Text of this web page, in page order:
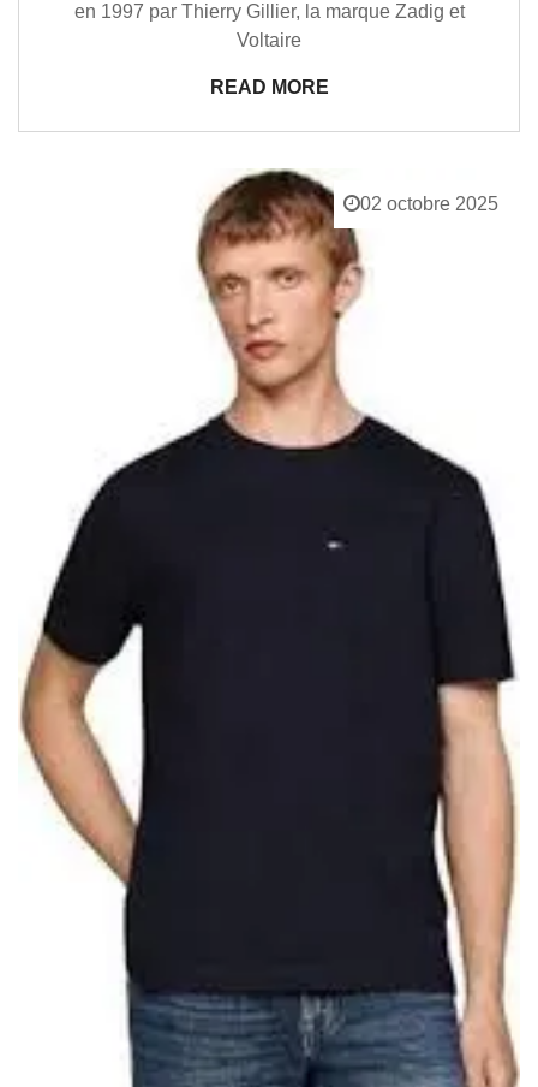
en 1997 par Thierry Gillier, la marque Zadig et
Voltaire
READ MORE
02 octobre 2025